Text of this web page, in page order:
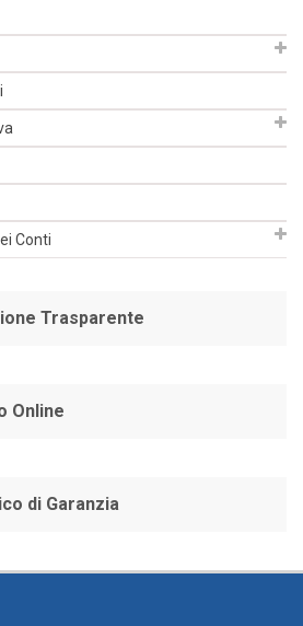
Conti
Trasparente
Online
di Garanzia